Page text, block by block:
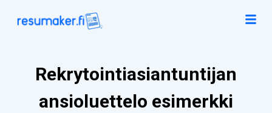
Rekrytointiasiantuntijan
ansioluettelo esimerkki